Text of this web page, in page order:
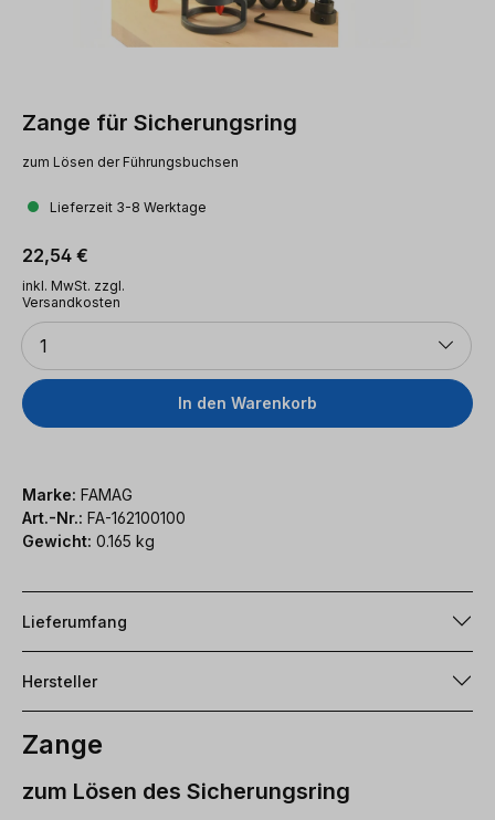
Zange für Sicherungsring
zum Lösen der Führungsbuchsen
Lieferzeit 3-8 Werktage
Regulärer Preis:
22,54 €
inkl. MwSt. zzgl.
Versandkosten
Anzahl
1
In den Warenkorb
Marke: FAMAG
Art.-Nr.: FA-162100100
Gewicht: 0.165 kg
Lieferumfang
Hersteller
Zange
zum Lösen des Sicherungsring